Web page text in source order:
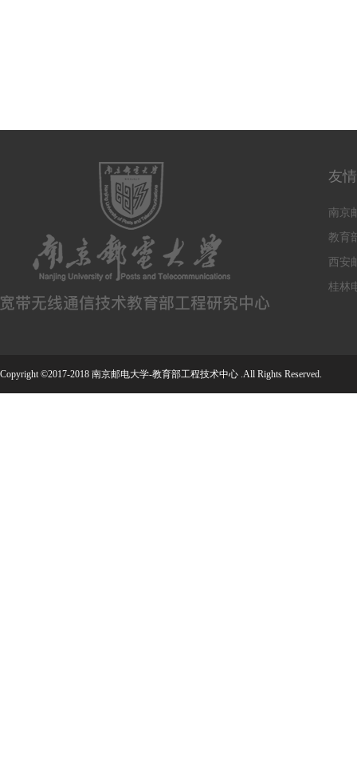
友
南京
教育
西安
桂林
Copyright ©2017-2018 南京邮电大学-教育部工程技术中心 .All Rights Reserved.